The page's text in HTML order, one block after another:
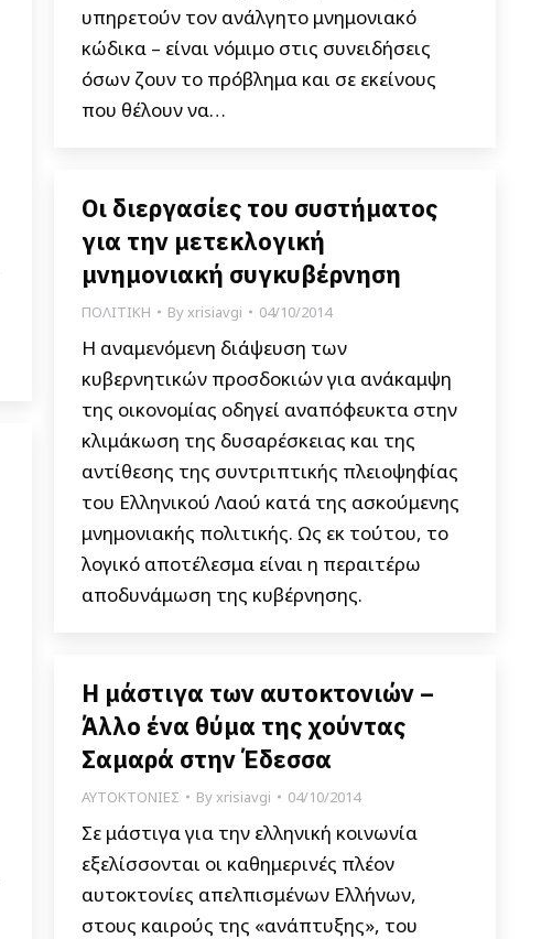
υπηρετούν τον ανάλγητο μνημονιακό
κώδικα – είναι νόμιμο στις συνειδήσεις
όσων ζουν το πρόβλημα και σε εκείνους
που θέλουν να…
Οι διεργασίες του συστήματος
για την μετεκλογική
μνημονιακή συγκυβέρνηση
ΠΟΛΙΤΙΚΗ Byxrisiavgi 04/10/2014
Η αναμενόμενη διάψευση των
κυβερνητικών προσδοκιών για ανάκαμψη
της οικονομίας οδηγεί αναπόφευκτα στην
κλιμάκωση της δυσαρέσκειας και της
αντίθεσης της συντριπτικής πλειοψηφίας
του Ελληνικού Λαού κατά της ασκούμενης
μνημονιακής πολιτικής. Ως εκ τούτου, το
λογικό αποτέλεσμα είναι η περαιτέρω
αποδυνάμωση της κυβέρνησης.
Η μάστιγα των αυτοκτονιών –
Άλλο ένα θύμα της χούντας
Σαμαρά στην Έδεσσα
ΑΥΤΟΚΤΟΝΙΕΣ Byxrisiavgi 04/10/2014
Σε μάστιγα για την ελληνική κοινωνία
εξελίσσονται οι καθημερινές πλέον
αυτοκτονίες απελπισμένων Ελλήνων,
στους καιρούς της «ανάπτυξης», του